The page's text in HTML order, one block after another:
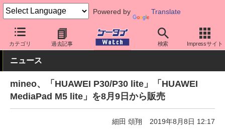
Powered by Translate
カテゴリ 過去記事 検索 Impressサイト
ケータイ Watch 格安スマホ/格安SIM 格安SIM/MVNO mineo
ニュース
mineo、「HUAWEI P30/P30 lite」「HUAWEI
MediaPad M5 lite」を8月9日から販売
細田 頌翔 2019年8月8日 12:17